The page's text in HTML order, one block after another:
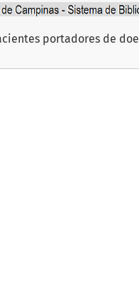
do Artigoportadores de